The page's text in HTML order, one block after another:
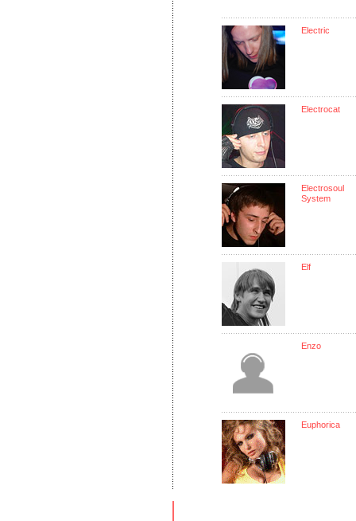
Electric
Electrocat
Electrosoul
System
Elf
Enzo
Euphoriсa